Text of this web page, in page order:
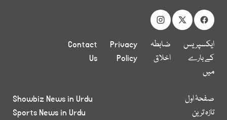
ایکسپریس
کے بارے
میں
ضابطہ
اخلاق
Privacy
Policy
Contact
Us
صفحۂ اول
تازہ ترین
Showbiz News in Urdu
Sports News in Urdu